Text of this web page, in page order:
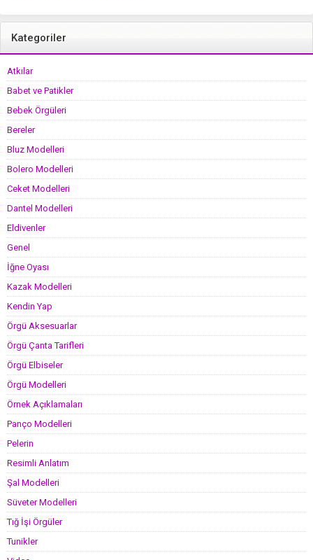
Kategoriler
Atkılar
Babet ve Patikler
Bebek Örgüleri
Bereler
Bluz Modelleri
Bolero Modelleri
Ceket Modelleri
Dantel Modelleri
Eldivenler
Genel
İğne Oyası
Kazak Modelleri
Kendin Yap
Örgü Aksesuarlar
Örgü Çanta Tarifleri
Örgü Elbiseler
Örgü Modelleri
Örnek Açıklamaları
Panço Modelleri
Pelerin
Resimli Anlatım
Şal Modelleri
Süveter Modelleri
Tığ İşi Örgüler
Tunikler